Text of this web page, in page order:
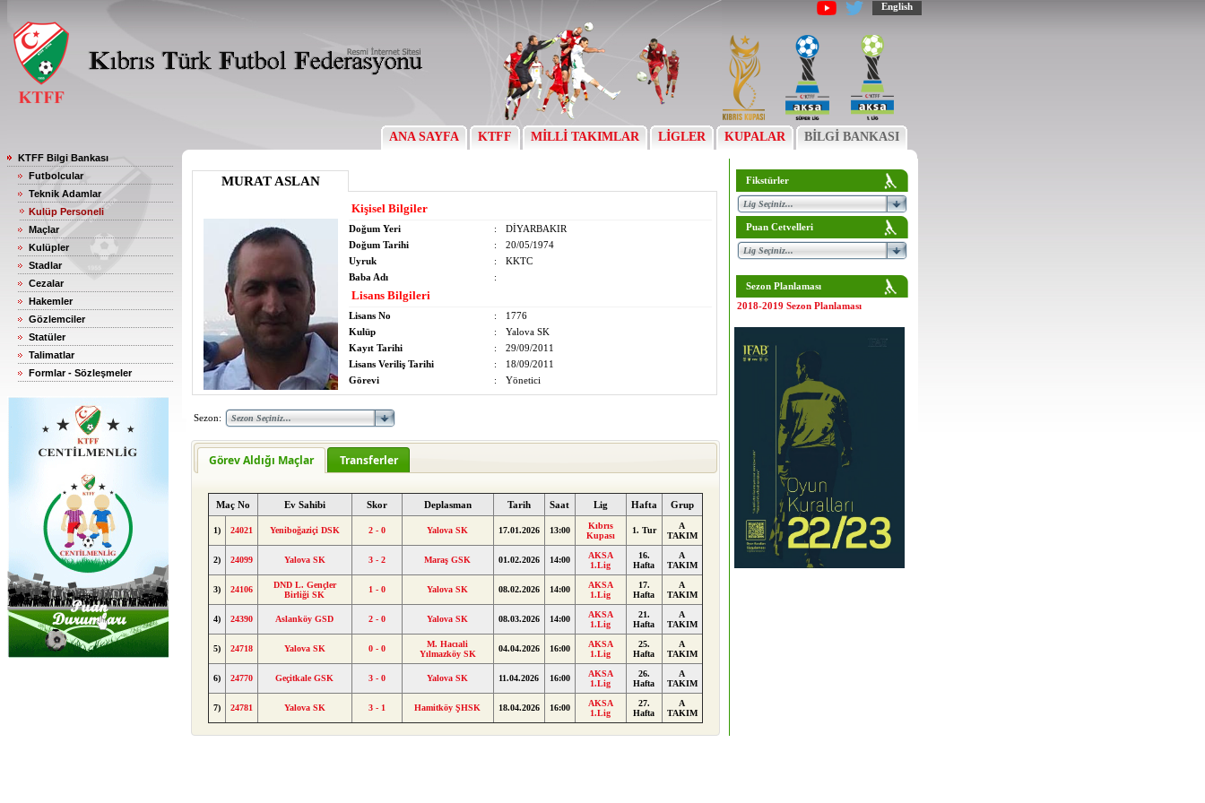
English
ANA SAYFA KTFF MİLLİ TAKIMLAR LİGLER KUPALAR BİLGİ BANKASI
KTFF Bilgi Bankası
Futbolcular
Teknik Adamlar
Kulüp Personeli
Maçlar
Kulüpler
Stadlar
Cezalar
Hakemler
Gözlemciler
Statüler
Talimatlar
Formlar - Sözleşmeler
MURAT ASLAN
Kişisel Bilgiler
Doğum Yeri :
DİYARBAKIR
Doğum Tarihi
:
20/05/1974
Uyruk
:
KKTC
Baba Adı
:
Lisans Bilgileri
Lisans No :
1776
Kulüp
:
Yalova SK
Kayıt Tarihi
:
29/09/2011
Lisans Veriliş Tarihi
:
18/09/2011
Görevi
: Yönetici
Sezon:
Görev Aldığı Maçlar Transferler
Maç No Ev Sahibi Skor Deplasman Tarih Saat Lig Hafta Grup
1) 24021 Yeniboğaziçi DSK 2 - 0 Yalova SK 17.01.2026 13:00
Kıbrıs
Kupası
1. Tur
A
TAKIM
2) 24099 Yalova SK 3 - 2 Maraş GSK 01.02.2026 14:00
AKSA
1.Lig
16.
Hafta
A
TAKIM
3) 24106
DND L. Gençler
Birliği SK
1 - 0 Yalova SK 08.02.2026 14:00
AKSA
1.Lig
17.
Hafta
A
TAKIM
4) 24390 Aslanköy GSD 2 - 0 Yalova SK 08.03.2026 14:00
AKSA
1.Lig
21.
Hafta
A
TAKIM
5) 24718 Yalova SK 0 - 0
M. Hacıali
Yılmazköy SK
04.04.2026 16:00
AKSA
1.Lig
25.
Hafta
A
TAKIM
6) 24770 Geçitkale GSK 3 - 0 Yalova SK 11.04.2026 16:00
AKSA
1.Lig
26.
Hafta
A
TAKIM
7) 24781 Yalova SK 3 - 1 Hamitköy ŞHSK 18.04.2026 16:00
AKSA
1.Lig
27.
Hafta
A
TAKIM
Fikstürler
Puan Cetvelleri
Sezon Planlaması
2018-2019 Sezon Planlaması